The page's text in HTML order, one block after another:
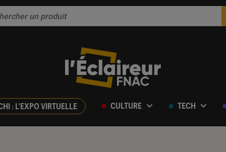
: L'EXPO VIRTUELLE CULTURE TECH